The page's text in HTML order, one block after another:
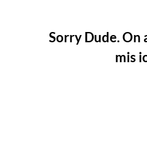
Sorry Dude. On
mis